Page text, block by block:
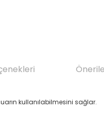
kullanılabilmesini sağlar.